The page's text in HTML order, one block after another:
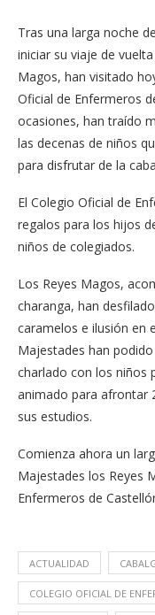
Tras una larga noche
iniciar su viaje de
Magos, han visitado
Oficial de Enfermeros
ocasiones, han traído
las decenas de niños
para disfrutar de la
El Colegio Oficial de
regalos para los hijos
niños de colegiados.
Los Reyes Magos,
charanga, han
caramelos e ilusión en
Majestades han
charlado con los niños
animado para afrontar
sus estudios.
Comienza ahora un
Majestades los Reyes
Enfermeros de
ACTUALIDAD
COLEGIO OFICIAL DE